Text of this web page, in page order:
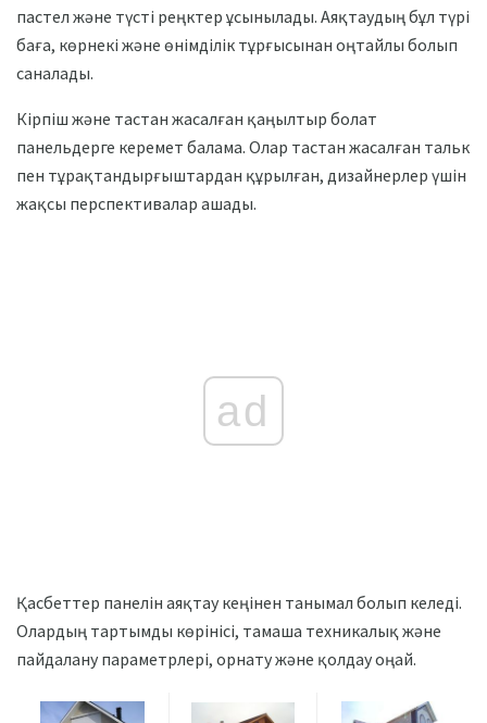
пастел және түсті реңктер ұсынылады. Аяқтаудың бұл түрі
баға, көрнекі және өнімділік тұрғысынан оңтайлы болып
саналады.
Кірпіш және тастан жасалған қаңылтыр болат
панельдерге керемет балама. Олар тастан жасалған тальк
пен тұрақтандырғыштардан құрылған, дизайнерлер үшін
жақсы перспективалар ашады.
ad
Қасбеттер панелін аяқтау кеңінен танымал болып келеді.
Олардың тартымды көрінісі, тамаша техникалық және
пайдалану параметрлері, орнату және қолдау оңай.